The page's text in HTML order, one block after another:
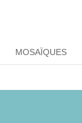
MOSAÏQUES